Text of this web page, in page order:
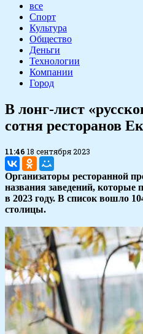
все
Спорт
Культура
Общество
Деньги
Технологии
Компании
Город
В лонг-лист
сотня ресторанов
11:46 18 сентября 2023
Организаторы ресторанной
названия заведений, которые
в 2023 году. В список вошло
столицы.